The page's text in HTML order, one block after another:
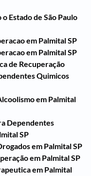
Estado de São Paulo
em Palmital SP
em Palmital SP
de Recuperação
Quimicos
em Palmital
Dependentes
SP
em Palmital SP
em Palmital SP
em Palmital